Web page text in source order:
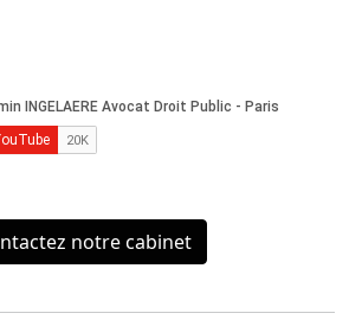
notre cabinet